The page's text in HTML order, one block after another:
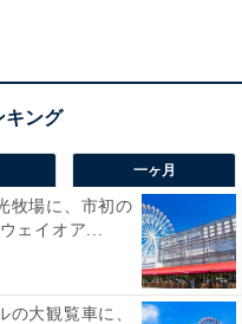
豊富」という声があが
の音を聞きながらリフ
地グルメをバイキング
おすすめの宿です。
一ヶ月
牧場に、市初の
ェイオア...
の大観覧車に、